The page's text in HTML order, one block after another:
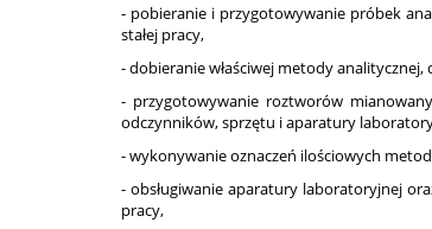
- pobieranie i przygotowywanie próbek
stałej pracy,
- dobieranie właściwej metody
- przygotowywanie roztworów
odczynników, sprzętu i aparatury
- wykonywanie oznaczeń ilościowych
- obsługiwanie aparatury laboratoryjnej
pracy,